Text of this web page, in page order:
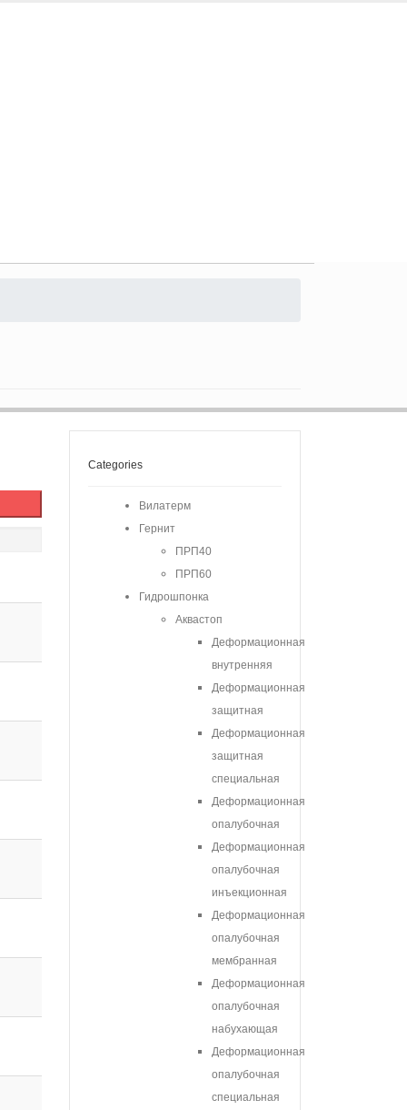
Categories
Вилатерм
Гернит
ПРП40
ПРП60
Гидрошпонка
Аквастоп
Деформационная
внутренняя
Деформационная
защитная
Деформационная
защитная
специальная
Деформационная
опалубочная
Деформационная
опалубочная
инъекционная
Деформационная
опалубочная
мембранная
Деформационная
опалубочная
набухающая
Деформационная
опалубочная
специальная